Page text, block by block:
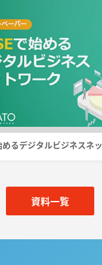
めるデジタルビジネスネ
資料一覧